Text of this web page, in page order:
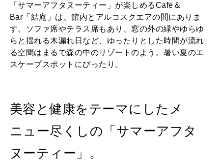
「サマーアフタヌーティー」が楽しめるCafe＆
Bar「結庵」は、館内とアルコスクエアの間にありま
す。ソファ席やテラス席もあり、窓の外の緑やゆらゆ
らと揺れる木漏れ日など、ゆったりとした時間が流れ
る空間はまるで森の中のリゾートのよう。暑い夏のエ
スケープスポットにぴったり。
美容と健康をテーマにしたメ
ニュー尽くしの「サマーアフタ
ヌーティー」。